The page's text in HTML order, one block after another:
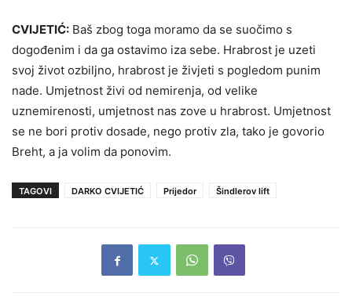
CVIJETIĆ: Baš zbog toga moramo da se suočimo s
dogođenim i da ga ostavimo iza sebe. Hrabrost je uzeti
svoj život ozbiljno, hrabrost je živjeti s pogledom punim
nade. Umjetnost živi od nemirenja, od velike
uznemirenosti, umjetnost nas zove u hrabrost. Umjetnost
se ne bori protiv dosade, nego protiv zla, tako je govorio
Breht, a ja volim da ponovim.
TAGOVI DARKO CVIJETIĆ Prijedor Šindlerov lift